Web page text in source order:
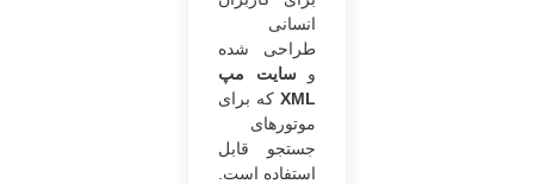
انسانی
طراحی شده
وسایت مپ
XMLکه برای
موتورهای
جستجو قابل
استفاده است.